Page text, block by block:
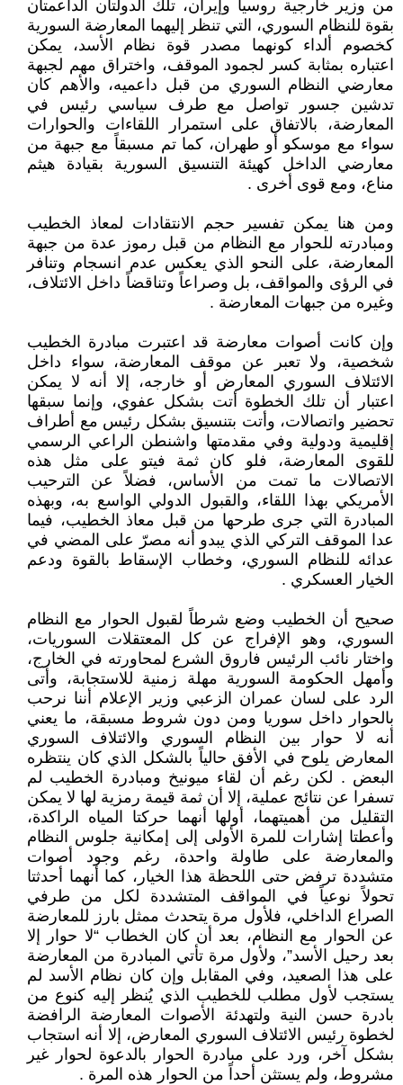
من وزير خارجية روسيا وإيران، تلك الدولتان الداعمتان
بقوة للنظام السوري، التي تنظر إليهما المعارضة السورية
كخصوم ألداء كونهما مصدر قوة نظام الأسد، يمكن
اعتباره بمثابة كسر لجمود الموقف، واختراق مهم لجبهة
معارضي النظام السوري من قبل داعميه، والأهم كان
تدشين جسور تواصل مع طرف سياسي رئيس في
المعارضة، بالاتفاق على استمرار اللقاءات والحوارات
سواء مع موسكو أو طهران، كما تم مسبقاً مع جبهة من
معارضي الداخل كهيئة التنسيق السورية بقيادة هيثم
مناع، ومع قوى أخرى .
ومن هنا يمكن تفسير حجم الانتقادات لمعاذ الخطيب
ومبادرته للحوار مع النظام من قبل رموز عدة من جبهة
المعارضة، على النحو الذي يعكس عدم انسجام وتنافر
في الرؤى والمواقف، بل وصراعاً وتناقضاً داخل الائتلاف،
وغيره من جبهات المعارضة .
وإن كانت أصوات معارضة قد اعتبرت مبادرة الخطيب
شخصية، ولا تعبر عن موقف المعارضة، سواء داخل
الائتلاف السوري المعارض أو خارجه، إلا أنه لا يمكن
اعتبار أن تلك الخطوة أتت بشكل عفوي، وإنما سبقها
تحضير واتصالات، وأتت بتنسيق بشكل رئيس مع أطراف
إقليمية ودولية وفي مقدمتها واشنطن الراعي الرسمي
للقوى المعارضة، فلو كان ثمة فيتو على مثل هذه
الاتصالات ما تمت من الأساس، فضلاً عن الترحيب
الأمريكي بهذا اللقاء، والقبول الدولي الواسع به، وبهذه
المبادرة التي جرى طرحها من قبل معاذ الخطيب، فيما
عدا الموقف التركي الذي يبدو أنه مصرّ على المضي في
عدائه للنظام السوري، وخطاب الإسقاط بالقوة ودعم
الخيار العسكري .
صحيح أن الخطيب وضع شرطاً لقبول الحوار مع النظام
السوري، وهو الإفراج عن كل المعتقلات السوريات،
واختار نائب الرئيس فاروق الشرع لمحاورته في الخارج،
وأمهل الحكومة السورية مهلة زمنية للاستجابة، وأتى
الرد على لسان عمران الزعبي وزير الإعلام أننا نرحب
بالحوار داخل سوريا ومن دون شروط مسبقة، ما يعني
أنه لا حوار بين النظام السوري والائتلاف السوري
المعارض يلوح في الأفق حالياً بالشكل الذي كان ينتظره
البعض . لكن رغم أن لقاء ميونيخ ومبادرة الخطيب لم
تسفرا عن نتائج عملية، إلا أن ثمة قيمة رمزية لها لا يمكن
التقليل من أهميتهما، أولها أنهما حركتا المياه الراكدة،
وأعطتا إشارات للمرة الأولى إلى إمكانية جلوس النظام
والمعارضة على طاولة واحدة، رغم وجود أصوات
متشددة ترفض حتى اللحظة هذا الخيار، كما أنهما أحدثتا
تحولاً نوعياً في المواقف المتشددة لكل من طرفي
الصراع الداخلي، فلأول مرة يتحدث ممثل بارز للمعارضة
عن الحوار مع النظام، بعد أن كان الخطاب “لا حوار إلا
بعد رحيل الأسد”، ولأول مرة تأتي المبادرة من المعارضة
على هذا الصعيد، وفي المقابل وإن كان نظام الأسد لم
يستجب لأول مطلب للخطيب الذي يُنظر إليه كنوع من
بادرة حسن النية ولتهدئة الأصوات المعارضة الرافضة
لخطوة رئيس الائتلاف السوري المعارض، إلا أنه استجاب
بشكل آخر، ورد على مبادرة الحوار بالدعوة لحوار غير
مشروط، ولم يستثن أحداً من الحوار هذه المرة .